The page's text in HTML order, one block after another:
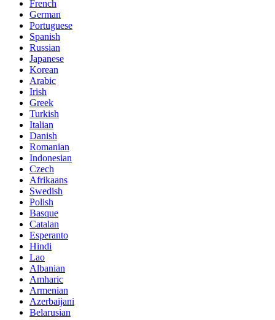
French
German
Portuguese
Spanish
Russian
Japanese
Korean
Arabic
Irish
Greek
Turkish
Italian
Danish
Romanian
Indonesian
Czech
Afrikaans
Swedish
Polish
Basque
Catalan
Esperanto
Hindi
Lao
Albanian
Amharic
Armenian
Azerbaijani
Belarusian